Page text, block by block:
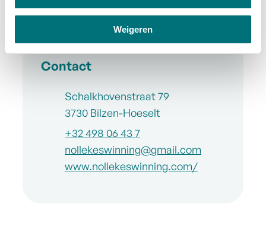
Weigeren
There is also a camper site, brasserie and
Contact
AddressSchalkhovenstraat 79
,3730 Bilzen-Hoeselt
Phone+32 498 06 43 7
E-mailnollekeswinning@gmail.com
Websitewww.nollekeswinning.com/